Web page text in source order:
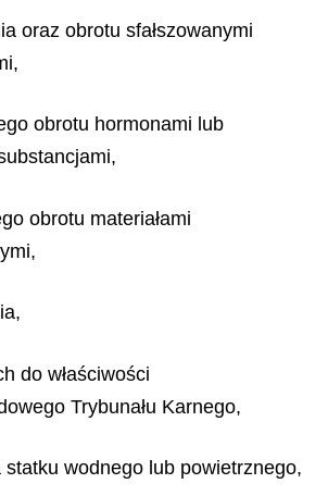
oraz obrotu sfałszowanymi
obrotu hormonami lub
obrotu materiałami
do właściwości
Trybunału Karnego,
statku wodnego lub powietrznego,